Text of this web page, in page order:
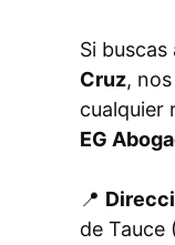
Si buscas
Cruz,
cualquier
EG
📍
de Tauce